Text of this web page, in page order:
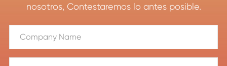
nosotros, Contestaremos lo antes posible.